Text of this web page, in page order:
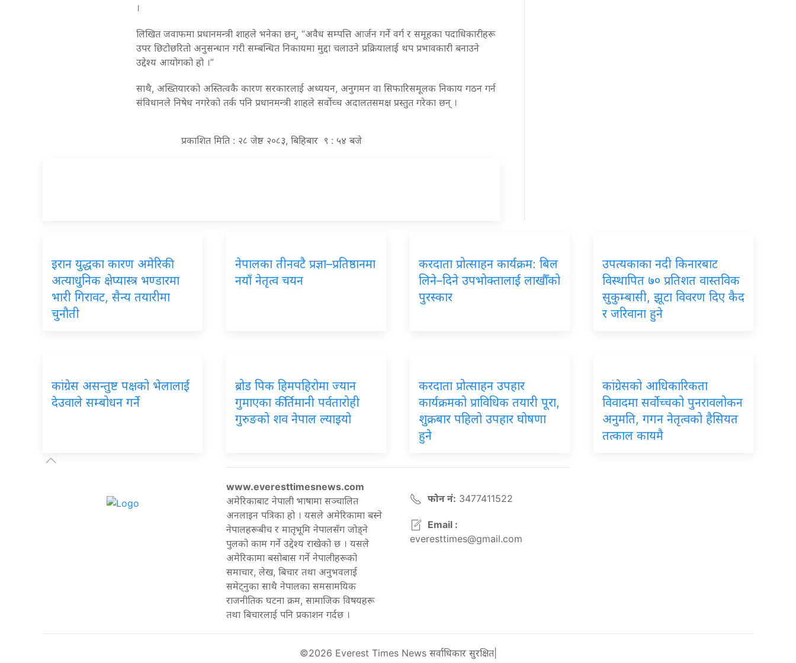
।
लिखित जवाफमा प्रधानमन्त्री शाहले भनेका छन्, “अवैध सम्पत्ति आर्जन गर्ने वर्ग र समूहका पदाधिकारीहरू
उपर छिटोछरितो अनुसन्धान गरी सम्बन्धित निकायमा मुद्दा चलाउने प्रक्रियालाई थप प्रभावकारी बनाउने
उद्देश्य आयोगको हो ।”
साथै, अख्तियारको अस्तित्वकै कारण सरकारलाई अध्ययन, अनुगमन वा सिफारिसमूलक निकाय गठन गर्न
संविधानले निषेध नगरेको तर्क पनि प्रधानमन्त्री शाहले सर्वोच्च अदालतसमक्ष प्रस्तुत गरेका छन् ।
प्रकाशित मिति : २८ जेष्ठ २०८३, बिहिबार ९ : ५४ बजे
इरान युद्धका कारण अमेरिकी
अत्याधुनिक क्षेप्यास्त्र भण्डारमा
भारी गिरावट, सैन्य तयारीमा
चुनौती
नेपालका तीनवटै प्रज्ञा–प्रतिष्ठानमा
नयाँ नेतृत्व चयन
करदाता प्रोत्साहन कार्यक्रम: बिल
लिने–दिने उपभोक्तालाई लाखौँको
पुरस्कार
उपत्यकाका नदी किनारबाट
विस्थापित ७० प्रतिशत वास्तविक
सुकुम्बासी, झूटा विवरण दिए कैद
र जरिवाना हुने
कांग्रेस असन्तुष्ट पक्षको भेलालाई
देउवाले सम्बोधन गर्ने
ब्रोड पिक हिमपहिरोमा ज्यान
गुमाएका कीर्तिमानी पर्वतारोही
गुरुङको शव नेपाल ल्याइयो
करदाता प्रोत्साहन उपहार
कार्यक्रमको प्राविधिक तयारी पूरा,
शुक्रबार पहिलो उपहार घोषणा
हुने
कांग्रेसको आधिकारिकता
विवादमा सर्वोच्चको पुनरावलोकन
अनुमति, गगन नेतृत्वको हैसियत
तत्काल कायमै
www.everesttimesnews.com
अमेरिकाबाट नेपाली भाषामा सञ्चालित
अनलाइन पत्रिका हो । यसले अमेरिकामा बस्ने
नेपालहरूबीच र मातृभूमि नेपालसँग जोड्ने
पुलको काम गर्ने उद्देश्य राखेको छ । यसले
अमेरिकामा बसोबास गर्ने नेपालीहरूको
समाचार, लेख, बिचार तथा अनुभवलाई
समेट्नुका साथै नेपालका समसामयिक
राजनीतिक घटना क्रम, सामाजिक विषयहरू
तथा बिचारलाई पनि प्रकाशन गर्दछ ।
फोन नं: 3477411522
Email :
everesttimes@gmail.com
©2026 Everest Times News सर्वाधिकार सुरक्षित|